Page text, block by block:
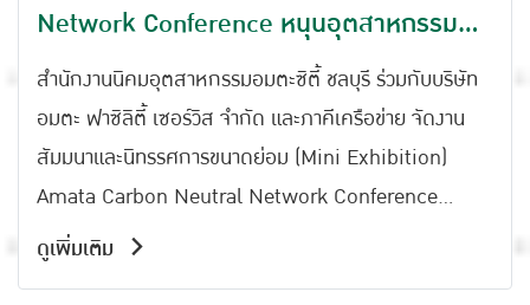
Network Conference หนุนอุตสาหกรรมสู่
เป้าหมายคาร์บอนเป็นกลาง
สำนักงานนิคมอุตสาหกรรมอมตะซิตี้ ชลบุรี ร่วมกับบริษัท
อมตะ ฟาซิลิตี้ เซอร์วิส จำกัด และภาคีเครือข่าย จัดงาน
สัมมนาและนิทรรศการขนาดย่อม (Mini Exhibition)
Amata Carbon Neutral Network Conference
ระหว่างวันที่ 2021 พฤศจิกายน 2568 ณ โรงแรมนิกโก้
ดูเพิ่มเติม